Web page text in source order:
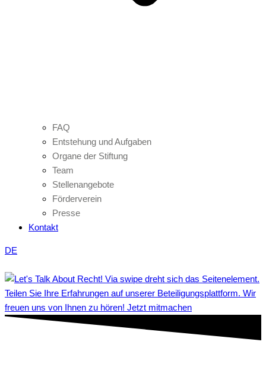
FAQ
Entstehung und Aufgaben
Organe der Stiftung
Team
Stellenangebote
Förderverein
Presse
Kontakt
DE
Teilen Sie Ihre Erfahrungen auf unserer Beteiligungsplattform. Wir
freuen uns von Ihnen zu hören! Jetzt mitmachen